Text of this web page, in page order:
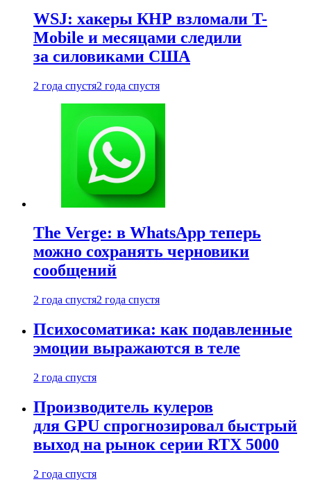
WSJ: хакеры КНР взломали T-
Mobile и месяцами следили
за силовиками США
2 года спустя2 года спустя
The Verge: в WhatsApp теперь
можно сохранять черновики
сообщений
2 года спустя2 года спустя
Психосоматика: как подавленные
эмоции выражаются в теле
2 года спустя
Производитель кулеров
для GPU спрогнозировал быстрый
выход на рынок серии RTX 5000
2 года спустя